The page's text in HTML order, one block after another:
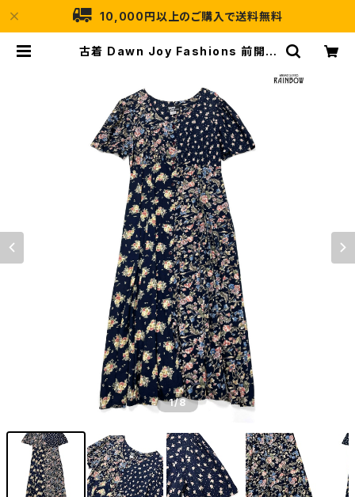
10,000円以上のご購入で送料無料
古着 Dawn Joy Fashions 前開き
tu2406053) | 古着屋RAINBOW
1/8